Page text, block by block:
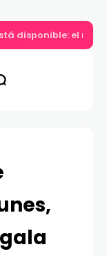
disponible: el